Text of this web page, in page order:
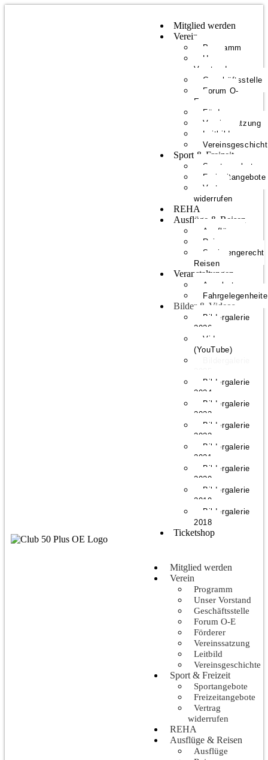
Mitglied werden
Verein
Programm
Unser
Vorstand
Geschäftsstelle
Forum O-
E
Förderer
Vereinssatzung
Leitbild
Sport & Freizeit
Sportangebote
Freizeitangebote
Vertrag
widerrufen
REHA
Ausflüge & Reisen
Ausflüge
Reisen
Seniorengerecht
Reisen
Veranstaltungen
Angebote
Bilder & Videos
Bildergalerie
2026
Videos
(YouTube)
Bildergalerie
2024
Bildergalerie
2023
Bildergalerie
2022
Bildergalerie
2021
Bildergalerie
2020
Bildergalerie
2019
Bildergalerie
2018
Ticketshop
Mitglied werden
Verein
Programm
Unser Vorstand
Geschäftsstelle
Forum O-E
Förderer
Vereinssatzung
Leitbild
Vereinsgeschichte
Sport & Freizeit
Sportangebote
Freizeitangebote
Vertrag
widerrufen
REHA
Ausflüge & Reisen
Ausflüge